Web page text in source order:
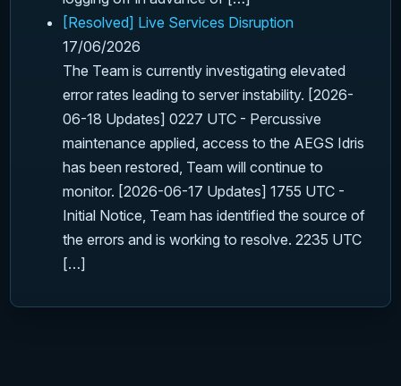
[Resolved] Live Services Disruption
17/06/2026
The Team is currently investigating elevated
error rates leading to server instability. [2026-
06-18 Updates] 0227 UTC - Percussive
maintenance applied, access to the AEGS Idris
has been restored, Team will continue to
monitor. [2026-06-17 Updates] 1755 UTC -
Initial Notice, Team has identified the source of
the errors and is working to resolve. 2235 UTC
[…]